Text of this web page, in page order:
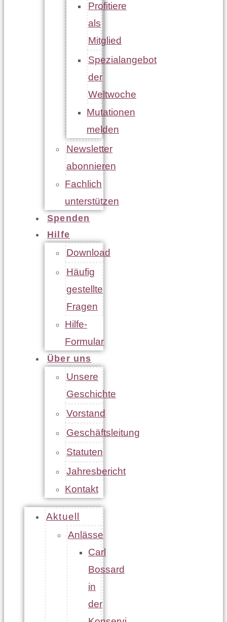
Profitiere
als
Mitglied
Spezialangebot
der
Weltwoche
Mutationen
melden
Newsletter
abonnieren
Fachlich
unterstützen
Spenden
Hilfe
Download
Häufig
gestellte
Fragen
Hilfe-
Formular
Über uns
Unsere
Geschichte
Vorstand
Geschäftsleitung
Statuten
Jahresbericht
Kontakt
Aktuell
Anlässe
Carl
Bossard
in
der